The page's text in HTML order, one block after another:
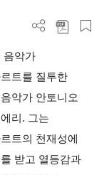
음악가
트를 질투한
악가 안토니오
리. 그는
트의 천재성에
받고 열등감과